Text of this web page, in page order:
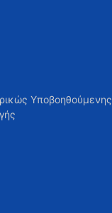
Υποβοηθούμενης